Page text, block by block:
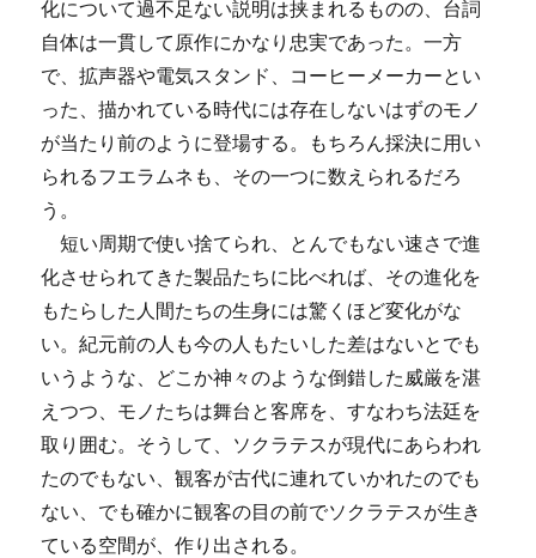
化について過不足ない説明は挟まれるものの、台詞
自体は一貫して原作にかなり忠実であった。一方
で、拡声器や電気スタンド、コーヒーメーカーとい
った、描かれている時代には存在しないはずのモノ
が当たり前のように登場する。もちろん採決に用い
られるフエラムネも、その一つに数えられるだろ
う。
短い周期で使い捨てられ、とんでもない速さで進
化させられてきた製品たちに比べれば、その進化を
もたらした人間たちの生身には驚くほど変化がな
い。紀元前の人も今の人もたいした差はないとでも
いうような、どこか神々のような倒錯した威厳を湛
えつつ、モノたちは舞台と客席を、すなわち法廷を
取り囲む。そうして、ソクラテスが現代にあらわれ
たのでもない、観客が古代に連れていかれたのでも
ない、でも確かに観客の目の前でソクラテスが生き
ている空間が、作り出される。